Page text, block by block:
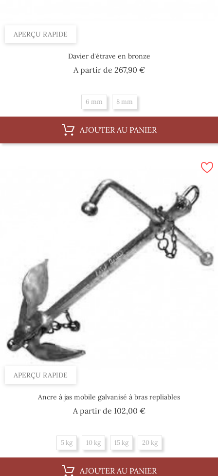
APERÇU RAPIDE
Davier d'étrave en bronze
A partir de 267,90 €Prix
6 mm 8 mm
AJOUTER AU PANIER
APERÇU RAPIDE
Ancre à jas mobile galvanisé à bras repliables
A partir de 102,00 €Prix
5 kg 10 kg 15 kg 20 kg
AJOUTER AU PANIER